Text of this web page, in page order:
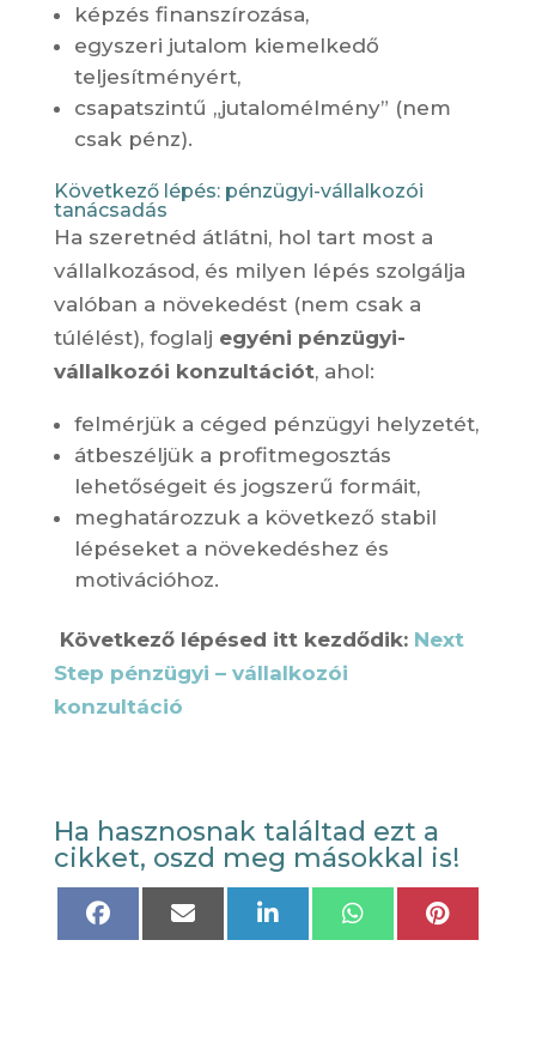
képzés finanszírozása,
egyszeri jutalom kiemelkedő
teljesítményért,
csapatszintű „jutalomélmény” (nem
csak pénz).
Következő lépés: pénzügyi-vállalkozói
tanácsadás
Ha szeretnéd átlátni, hol tart most a
vállalkozásod, és milyen lépés szolgálja
valóban a növekedést (nem csak a
túlélést), foglalj egyéni pénzügyi-
vállalkozói konzultációt, ahol:
felmérjük a céged pénzügyi helyzetét,
átbeszéljük a profitmegosztás
lehetőségeit és jogszerű formáit,
meghatározzuk a következő stabil
lépéseket a növekedéshez és
motivációhoz.
Következő lépésed itt kezdődik: Next
Step pénzügyi – vállalkozói
konzultáció
Ha hasznosnak találtad ezt a
cikket, oszd meg másokkal is!
Share
Share
on
Share
on
Share
Share